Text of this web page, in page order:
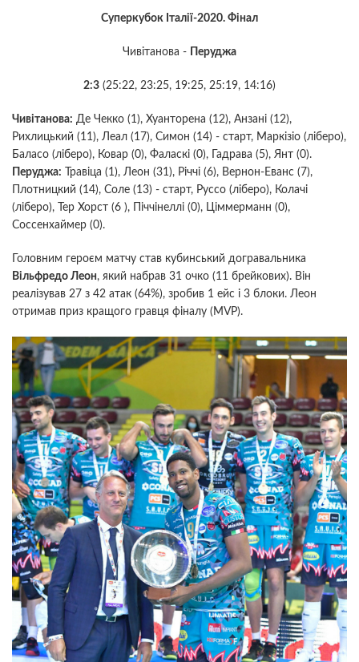
Суперкубок Італії-2020. Фінал
Чивітанова - Перуджа
2:3 (25:22, 23:25, 19:25, 25:19, 14:16)
Чивітанова: Де Чекко (1), Хуанторена (12), Анзані (12),
Рихлицький (11), Леал (17), Симон (14) - старт, Маркізіо (ліберо),
Баласо (ліберо), Ковар (0), Фаласкі (0), Гадрава (5), Янт (0).
Перуджа: Травіца (1), Леон (31), Річчі (6), Вернон-Еванс (7),
Плотницкий (14), Соле (13) - старт, Руссо (ліберо), Колачі
(ліберо), Тер Хорст (6 ), Піччінеллі (0), Ціммерманн (0),
Соссенхаймер (0).
Головним героєм матчу став кубинський догравальника
Вільфредо Леон, який набрав 31 очко (11 брейкових). Він
реалізував 27 з 42 атак (64%), зробив 1 ейс і 3 блоки. Леон
отримав приз кращого гравця фіналу (MVP).